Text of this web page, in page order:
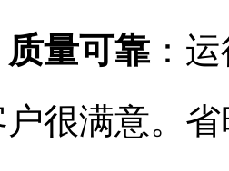
量可靠 ：
很满意。